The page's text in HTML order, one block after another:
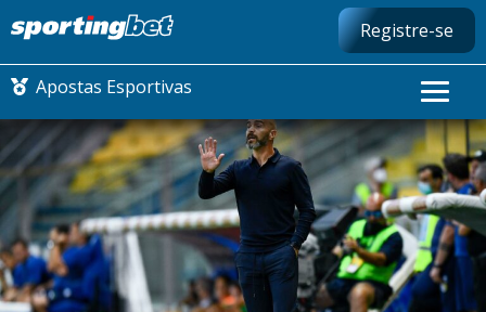
Registre-se
Apostas Esportivas
CONMEBOL LIBERTADORES
FUTEBOL NACIONAL
FUTEBOL INTERNACIONAL